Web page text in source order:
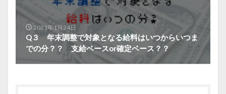
2021年1月24日
Q３ 年末調整で対象となる給料はいつからいつま
での分？？ 支給ベースor確定ベース？？